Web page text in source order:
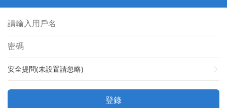
安全提問(未設置請忽略)
登錄